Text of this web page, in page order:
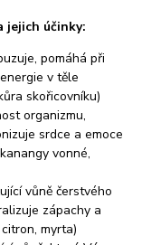
jejich účinky:
pomáhá při
v těle
skořicovníku)
organizmu,
srdce a emoce
vonné,
vůně čerstvého
zápachy a
myrta)